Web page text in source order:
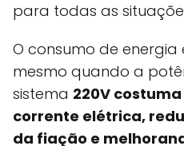
para todas as
O consumo de
mesmo quando a
sistema 220V
corrente elétrica,
da fiação e